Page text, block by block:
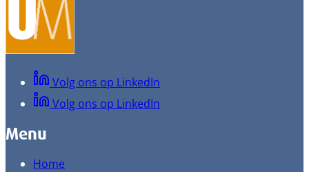
Volg ons op LinkedIn
Volg ons op LinkedIn
Menu
Home